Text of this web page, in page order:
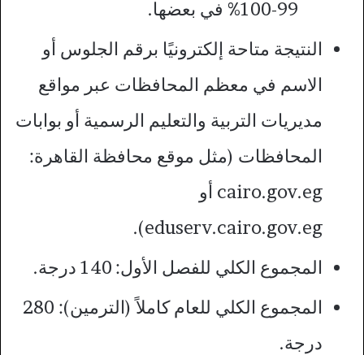
99-100% في بعضها.
النتيجة متاحة إلكترونيًا برقم الجلوس أو
الاسم في معظم المحافظات عبر مواقع
مديريات التربية والتعليم الرسمية أو بوابات
المحافظات (مثل موقع محافظة القاهرة:
cairo.gov.eg أو
eduserv.cairo.gov.eg).
المجموع الكلي للفصل الأول: 140 درجة.
المجموع الكلي للعام كاملاً (الترمين): 280
درجة.